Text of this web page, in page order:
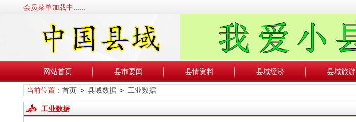
会员菜单加载中......
网站首页 县市要闻 县情资料 县域经济 县域旅游
当前位置： 首页> 县域数据> 工业数据
工业数据